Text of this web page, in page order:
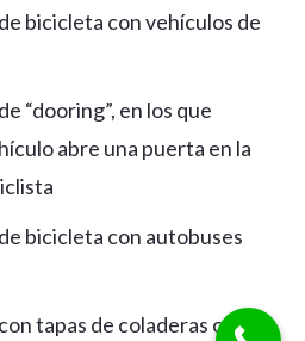
bicicleta con vehículos de
“dooring”, en los que
abre una puerta en la
bicicleta con autobuses
tapas de coladeras o